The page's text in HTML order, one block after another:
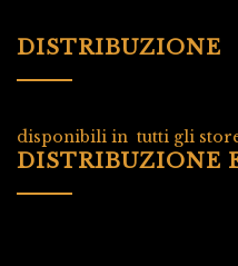
DISTRIBUZIONE
disponibili in tutti gli
DISTRIBUZIONE